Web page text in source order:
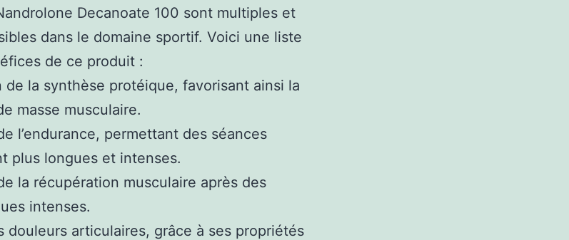
Decanoate 100 sont multiples et
dans le domaine sportif. Voici une liste
de ce produit :
de la synthèse protéique, favorisant ainsi la
masse musculaire.
l’endurance, permettant des séances
plus longues et intenses.
la récupération musculaire après des
intenses.
douleurs articulaires, grâce à ses propriétés